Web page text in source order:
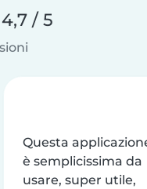
4,7 / 5
Questa
è semplicissima da
usare, super utile,